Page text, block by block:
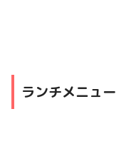
ランチメニュー